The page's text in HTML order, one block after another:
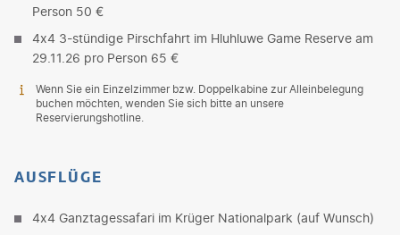
Person 50 €
4x4 3-stündige Pirschfahrt im Hluhluwe Game Reserve am
29.11.26 pro Person 65 €
Wenn Sie ein Einzelzimmer bzw. Doppelkabine zur Alleinbelegung
buchen möchten, wenden Sie sich bitte an unsere
Reservierungshotline.
AUSFLÜGE
4x4 Ganztagessafari im Krüger Nationalpark (auf Wunsch)